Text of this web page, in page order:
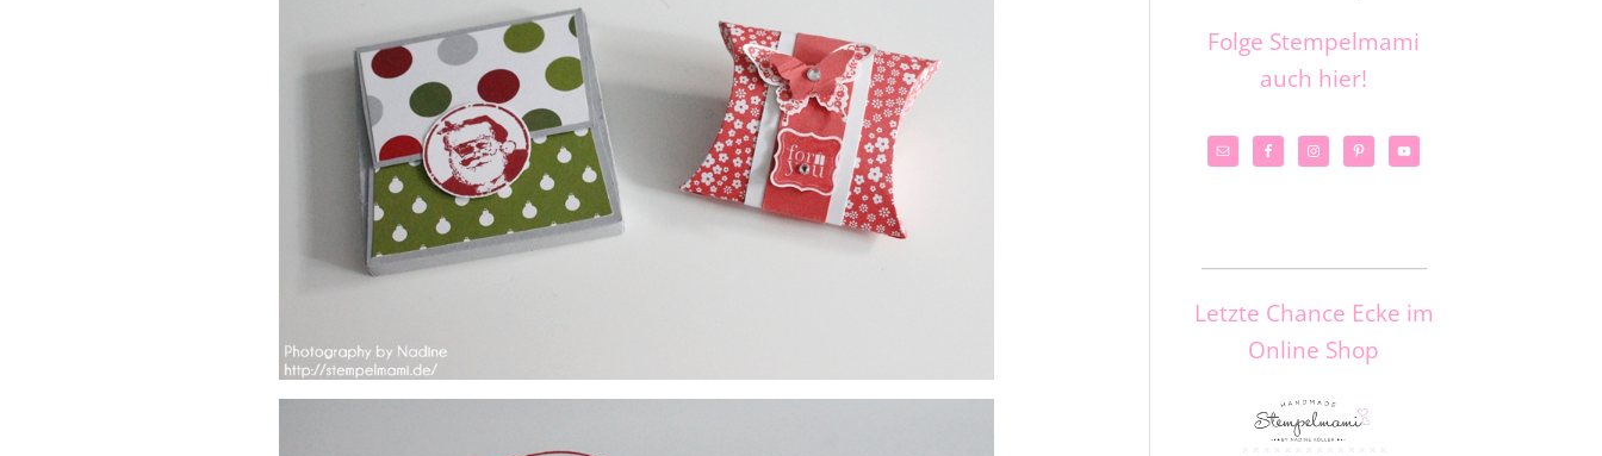
Folge Stempelmami
auch hier!
Letzte Chance Ecke im
Online Shop